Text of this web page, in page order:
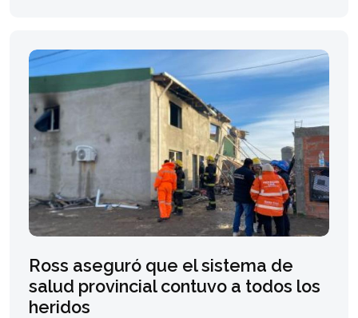
Ross aseguró que el sistema de
salud provincial contuvo a todos los
heridos